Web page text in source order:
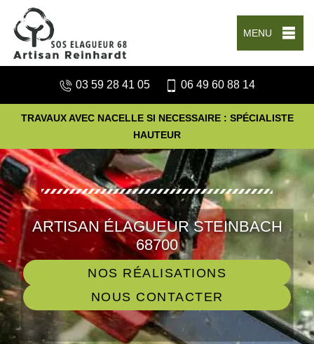
MENU
03 59 28 41 05 06 49 60 88 14
TRAVAUX AVEC NACELLE SI NECESSAIRE : SPÉCIALISTE
HAUTEUR
ARTISAN ÉLAGUEUR STEINBACH
68700
NOS RÉALISATIONS
NOUS CONTACTER